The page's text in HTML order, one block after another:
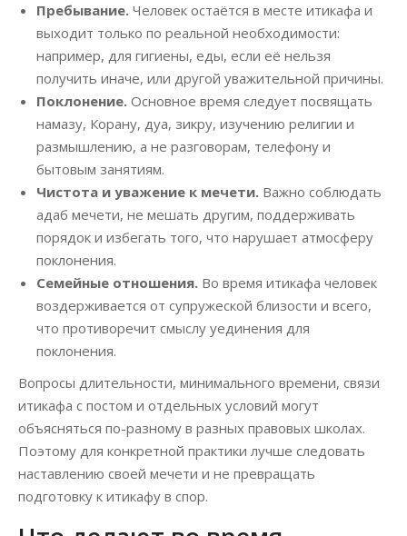
Пребывание. Человек остаётся в месте итикафа и
выходит только по реальной необходимости:
например, для гигиены, еды, если её нельзя
получить иначе, или другой уважительной причины.
Поклонение. Основное время следует посвящать
намазу, Корану, дуа, зикру, изучению религии и
размышлению, а не разговорам, телефону и
бытовым занятиям.
Чистота и уважение к мечети. Важно соблюдать
адаб мечети, не мешать другим, поддерживать
порядок и избегать того, что нарушает атмосферу
поклонения.
Семейные отношения. Во время итикафа человек
воздерживается от супружеской близости и всего,
что противоречит смыслу уединения для
поклонения.
Вопросы длительности, минимального времени, связи
итикафа с постом и отдельных условий могут
объясняться по-разному в разных правовых школах.
Поэтому для конкретной практики лучше следовать
наставлению своей мечети и не превращать
подготовку к итикафу в спор.